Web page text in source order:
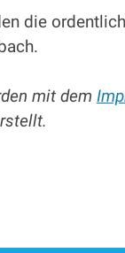
die
mit dem